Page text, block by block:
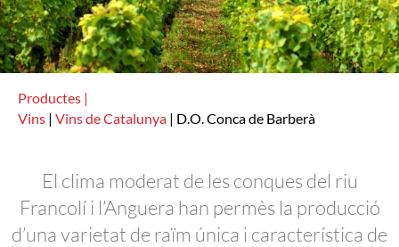
Productes |
Vins | Vins de Catalunya | D.O. Conca de Barberà
El clima moderat de les conques del riu
Francolí i l’Anguera han permès la producció
d’una varietat de raïm única i característica de